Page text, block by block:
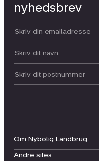
Om Nybolig Landbrug
Andre sites
nyhedsbrev
Din email:
Dit navn:
Postnummer